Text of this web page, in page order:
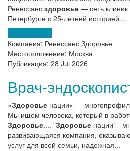
Ренессанс здоровье — сеть
Петербурге с 25-летней историей...
Откликнуться
Компания: Ренессанс Здоровье
Местоположение: Москва
Публикация: 28 Jul 2026
Врач-
«Здоровье нации» —
Мы ищем человека, который в
Здоровье.... "Здоровье нации" -
развивающаяся компания,
услуг для всей семьи, надежная...